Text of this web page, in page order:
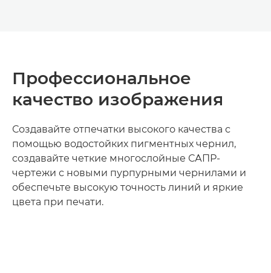
Профессиональное
качество изображения
Создавайте отпечатки высокого качества с
помощью водостойких пигментных чернил,
создавайте четкие многослойные САПР-
чертежи с новыми пурпурными чернилами и
обеспечьте высокую точность линий и яркие
цвета при печати.